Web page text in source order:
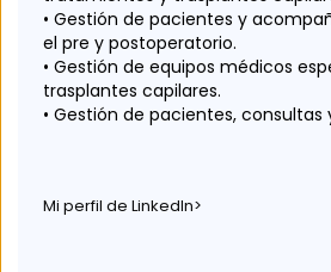
• Gestión de pacientes y
el pre y postoperatorio.
• Gestión de equipos médicos
trasplantes capilares.
• Gestión de pacientes, consultas
Mi perfil de LinkedIn>